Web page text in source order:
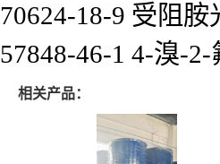
70624-18-9 受阻胺
57848-46-1 4-溴-
相关产品：